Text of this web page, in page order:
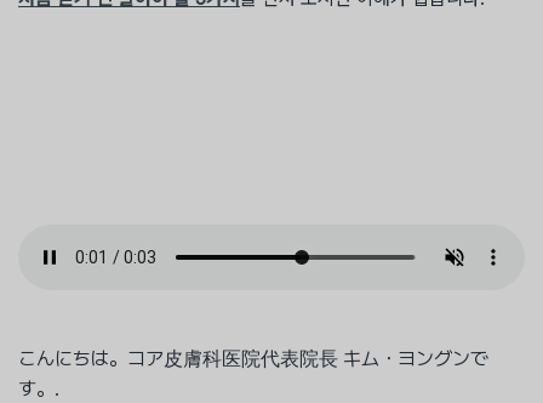
こんにちは。コア皮膚科医院代表院長 キム・ヨングンで
す。.